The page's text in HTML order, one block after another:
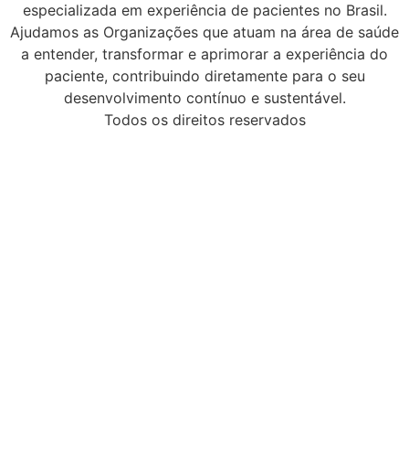
especializada em experiência de pacientes no Brasil.
Ajudamos as Organizações que atuam na área de saúde
a entender, transformar e aprimorar a experiência do
paciente, contribuindo diretamente para o seu
desenvolvimento contínuo e sustentável.
Todos os direitos reservados